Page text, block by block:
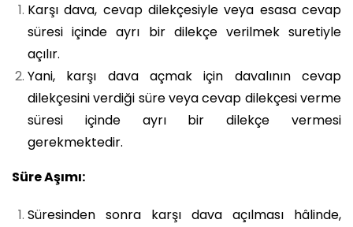
Karşı dava, cevap dilekçesiyle veya esasa cevap
süresi içinde ayrı bir dilekçe verilmek suretiyle
açılır.
Yani, karşı dava açmak için davalının cevap
dilekçesini verdiği süre veya cevap dilekçesi verme
süresi içinde ayrı bir dilekçe vermesi
gerekmektedir.
Süre Aşımı:
Süresinden sonra karşı dava açılması hâlinde,